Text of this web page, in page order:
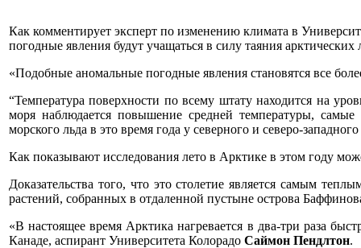
Как комментирует эксперт по изменению климата в
погодные явления будут учащаться в силу таяния
«Подобные аномальные погодные явления становятся все
“Температура поверхности по всему штату находится на
моря наблюдается повышение средней температуры,
морского льда в это время года у северного и северо-
Как показывают исследования лето в Арктике в этом году
Доказательства того, что это столетие является самым
растений, собранных в отдаленной пустыне острова
«В настоящее время Арктика нагревается в два-три раза
Канаде, аспирант Университета Колорадо Саймон Пендлтон.